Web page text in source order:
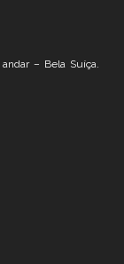
– Bela Suíça.